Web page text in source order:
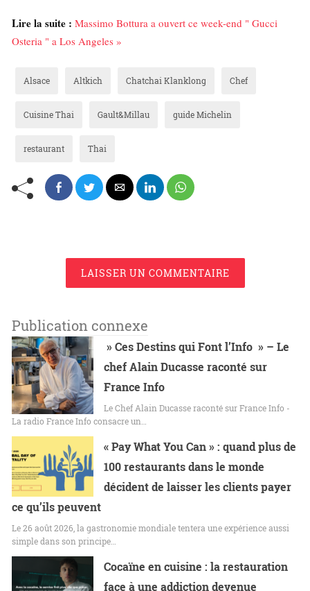
Lire la suite : Massimo Bottura a ouvert ce week-end " Gucci
Osteria " a Los Angeles »
Alsace Altkich Chatchai Klanklong Chef
Cuisine Thai Gault&Millau guide Michelin
restaurant Thai
LAISSER UN COMMENTAIRE
Publication connexe
» Ces Destins qui Font l’Info » – Le
chef Alain Ducasse raconté sur
France Info
Le Chef Alain Ducasse raconté sur France Info -
La radio France Info consacre un…
« Pay What You Can » : quand plus de
100 restaurants dans le monde
décident de laisser les clients payer
ce qu’ils peuvent
Le 26 août 2026, la gastronomie mondiale tentera une expérience aussi
simple dans son principe…
Cocaïne en cuisine : la restauration
face à une addiction devenue